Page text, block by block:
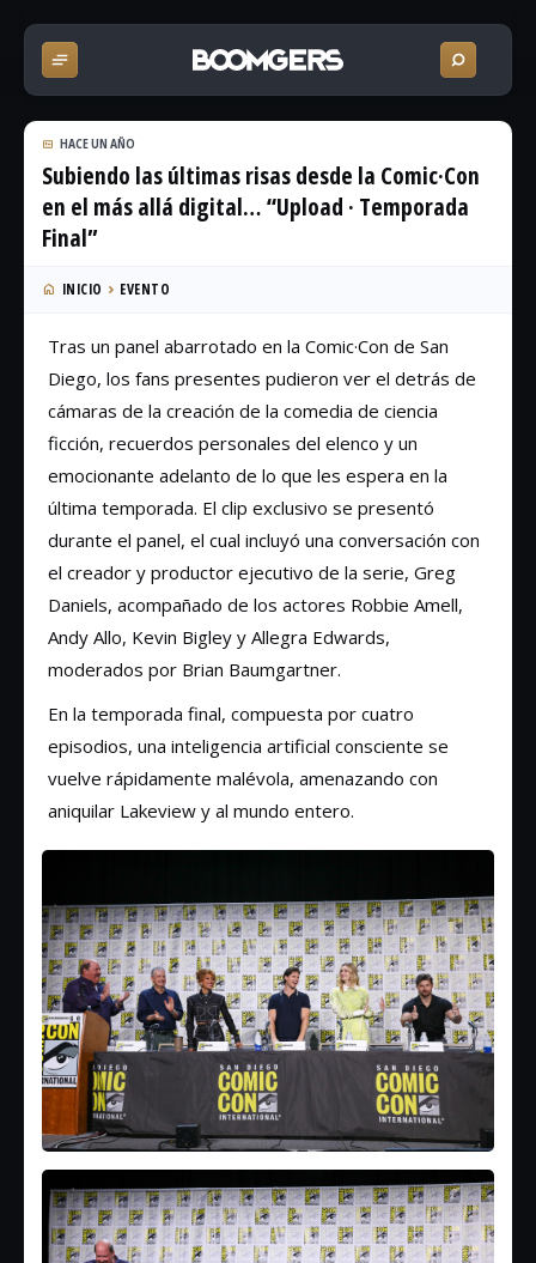
HACE UN AÑO
Subiendo las últimas risas desde la Comic·Con
en el más allá digital… “Upload · Temporada
Final”
INICIO EVENTO
Tras un panel abarrotado en la Comic·Con de San
Diego, los fans presentes pudieron ver el detrás de
cámaras de la creación de la comedia de ciencia
ficción, recuerdos personales del elenco y un
emocionante adelanto de lo que les espera en la
última temporada. El clip exclusivo se presentó
durante el panel, el cual incluyó una conversación con
el creador y productor ejecutivo de la serie, Greg
Daniels, acompañado de los actores Robbie Amell,
Andy Allo, Kevin Bigley y Allegra Edwards,
moderados por Brian Baumgartner.
En la temporada final, compuesta por cuatro
episodios, una inteligencia artificial consciente se
vuelve rápidamente malévola, amenazando con
aniquilar Lakeview y al mundo entero.